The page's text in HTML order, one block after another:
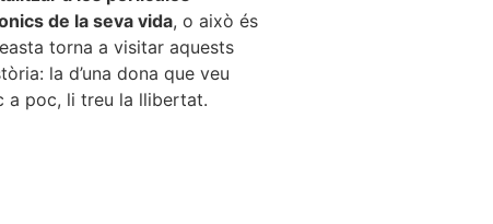
de la seva vida, o això és
torna a visitar aquests
la d’una dona que veu
a poc, li treu la llibertat.